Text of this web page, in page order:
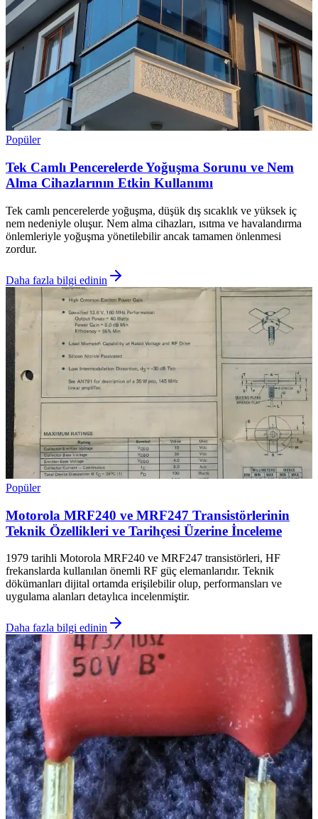
Popüler
Tek Camlı Pencerelerde Yoğuşma Sorunu ve Nem
Alma Cihazlarının Etkin Kullanımı
Tek camlı pencerelerde yoğuşma, düşük dış sıcaklık ve yüksek iç
nem nedeniyle oluşur. Nem alma cihazları, ısıtma ve havalandırma
önlemleriyle yoğuşma yönetilebilir ancak tamamen önlenmesi
zordur.
Daha fazla bilgi edinin
Popüler
Motorola MRF240 ve MRF247 Transistörlerinin
Teknik Özellikleri ve Tarihçesi Üzerine İnceleme
1979 tarihli Motorola MRF240 ve MRF247 transistörleri, HF
frekanslarda kullanılan önemli RF güç elemanlarıdır. Teknik
dökümanları dijital ortamda erişilebilir olup, performansları ve
uygulama alanları detaylıca incelenmiştir.
Daha fazla bilgi edinin